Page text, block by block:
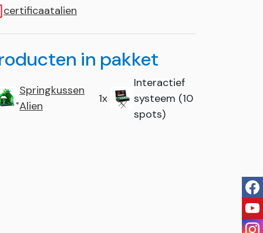
certificaatalien
in pakket
Springkussen
Alien
1x
Interactief
systeem (10
spots)